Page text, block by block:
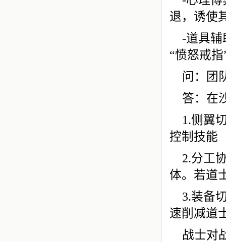
退，诱使
-道具辅
“愤怒戒
问：团
答：在
1.侧翼
控制技能
2.分工
体。若道
3.装备
速削减道
战士对